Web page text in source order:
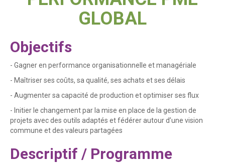
GLOBAL
Objectifs
- Gagner en performance organisationnelle et managériale
- Maîtriser ses coûts, sa qualité, ses achats et ses délais
- Augmenter sa capacité de production et optimiser ses flux
- Initier le changement par la mise en place de la gestion de
projets avec des outils adaptés et fédérer autour d’une vision
commune et des valeurs partagées
Descriptif / Programme